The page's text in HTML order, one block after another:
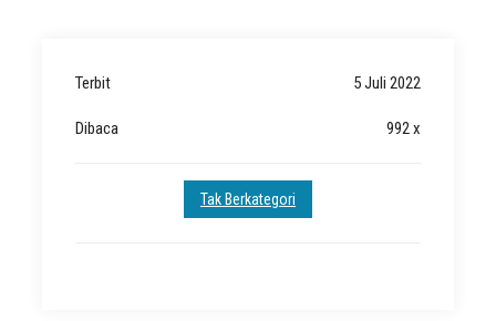
Terbit 5 Juli 2022
Dibaca 992 x
Tak Berkategori